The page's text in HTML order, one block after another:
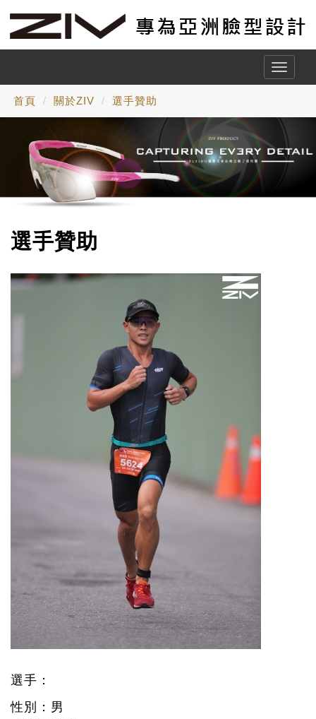
Toggle
首頁 關於ZIV 選手贊助
選手贊助
選手：
性別：男